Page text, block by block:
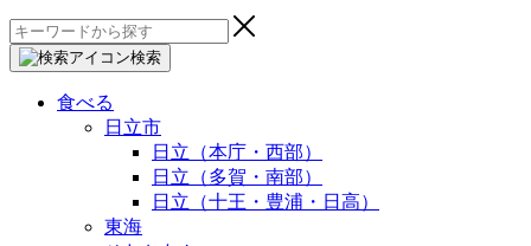
検
索:
検索
食べる
日立市
日立（本庁・西部）
日立（多賀・南部）
日立（十王・豊浦・日高）
東海